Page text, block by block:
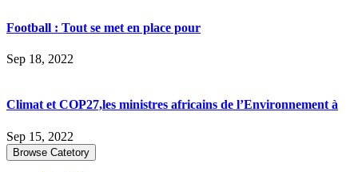
Football : Tout se met en place pour
Sep 18, 2022
Climat et COP27,les ministres africains de l’Environnement à
Sep 15, 2022
Browse Catetory